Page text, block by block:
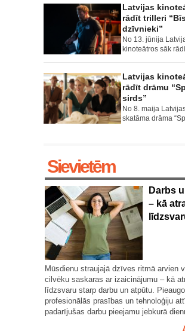
Latvijas
rādīt trilleri
dzīvnieki”
No 13. jūnija
kinoteātros sāk
Latvijas
rādīt drāmu
sirds”
No 8. maija
skatāma drāma
Sievietēm
Darbs
– kā
Mūsdienu straujajā dzīves ritmā arvien
cilvēku saskaras ar izaicinājumu – kā
līdzsvaru starp darbu un atpūtu.
profesionālās prasības un tehnoloģiju
padarījušas darbu pieejamu jebkurā